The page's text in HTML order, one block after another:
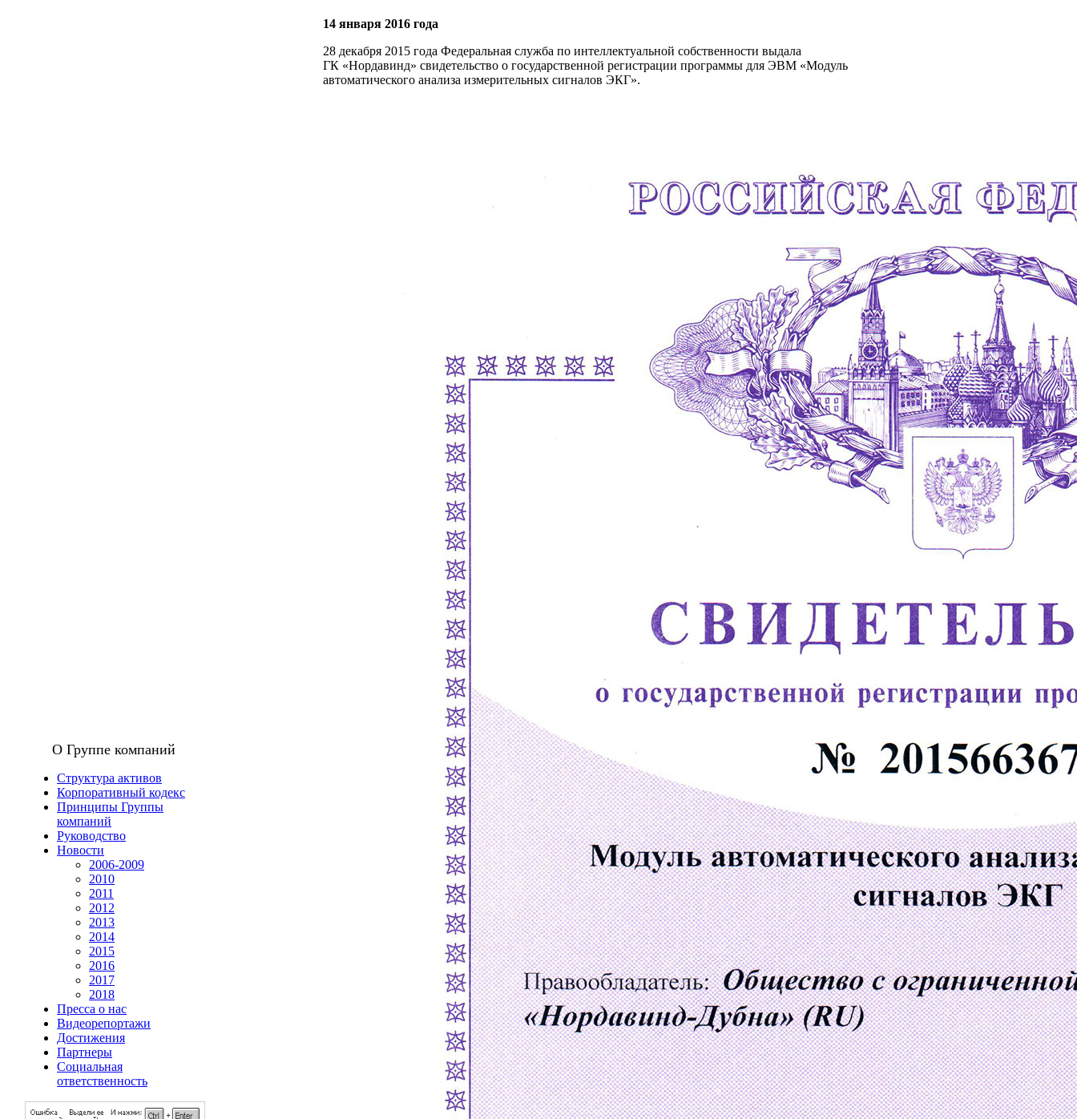
О Группе компаний
Структура активов
Корпоративный кодекс
Принципы Группы
компаний
Руководство
Новости
2006-2009
2010
2011
2012
2013
2014
2015
2016
2017
2018
Пресса о нас
Видеорепортажи
Достижения
Партнеры
Социальная
ответственность
14 января 2016 года
28 декабря 2015 года Федеральная служба по интеллектуальной собственности выдала
ГК «Нордавинд» свидетельство о государственной регистрации программы для ЭВМ «Модуль
автоматического анализа измерительных сигналов ЭКГ».